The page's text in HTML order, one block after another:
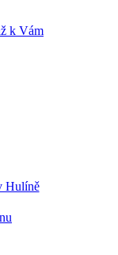
k Vám